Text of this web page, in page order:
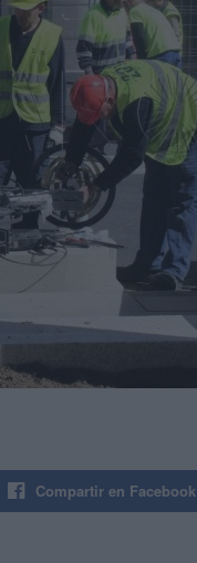
Compartir en Facebook